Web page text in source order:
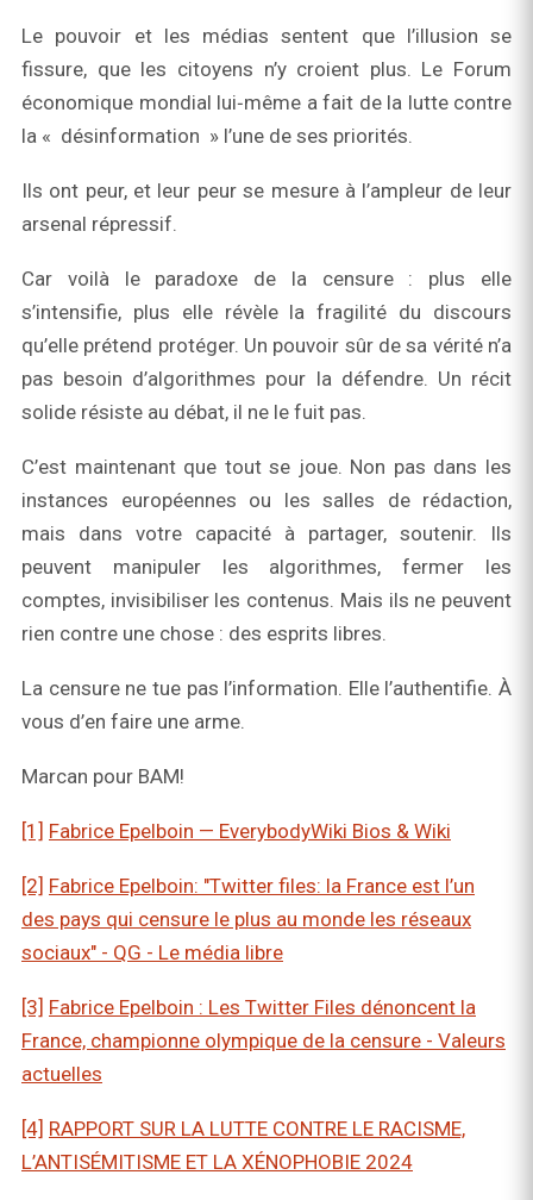
Le pouvoir et les médias sentent que l’illusion se
fissure, que les citoyens n’y croient plus. Le Forum
économique mondial lui‑même a fait de la lutte contre
la « désinformation » l’une de ses priorités.
Ils ont peur, et leur peur se mesure à l’ampleur de leur
arsenal répressif.
Car voilà le paradoxe de la censure : plus elle
s’intensifie, plus elle révèle la fragilité du discours
qu’elle prétend protéger. Un pouvoir sûr de sa vérité n’a
pas besoin d’algorithmes pour la défendre. Un récit
solide résiste au débat, il ne le fuit pas.
C’est maintenant que tout se joue. Non pas dans les
instances européennes ou les salles de rédaction,
mais dans votre capacité à partager, soutenir. Ils
peuvent manipuler les algorithmes, fermer les
comptes, invisibiliser les contenus. Mais ils ne peuvent
rien contre une chose : des esprits libres.
La censure ne tue pas l’information. Elle l’authentifie. À
vous d’en faire une arme.
Marcan pour BAM!
[1] Fabrice Epelboin — EverybodyWiki Bios & Wiki
[2] Fabrice Epelboin: "Twitter files: la France est l’un
des pays qui censure le plus au monde les réseaux
sociaux" - QG - Le média libre
[3] Fabrice Epelboin : Les Twitter Files dénoncent la
France, championne olympique de la censure - Valeurs
actuelles
[4] RAPPORT SUR LA LUTTE CONTRE LE RACISME,
L’ANTISÉMITISME ET LA XÉNOPHOBIE 2024